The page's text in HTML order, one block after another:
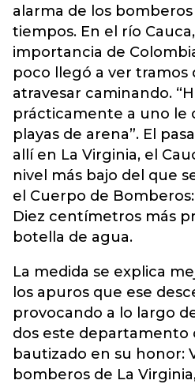
alarma de los
tiempos. En el río
importancia de
poco llegó a ver tramos
atravesar caminando.
prácticamente a uno le
playas de arena”. El
allí en La Virginia, el
nivel más bajo del que
el Cuerpo de
Diez centímetros más
botella de agua.
La medida se explica
los apuros que ese
provocando a lo largo
dos este departamento
bautizado en su honor:
bomberos de La